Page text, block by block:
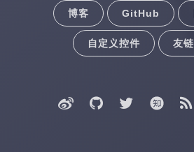
博客 GitHub
自定义控件 友链